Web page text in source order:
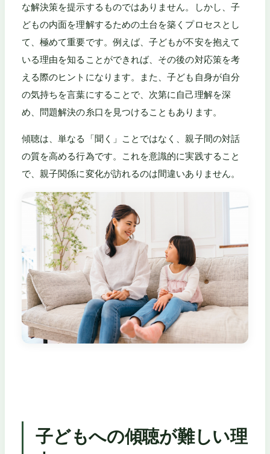
な解決策を提示するものではありません。しかし、子
どもの内面を理解するための土台を築くプロセスとし
て、極めて重要です。例えば、子どもが不安を抱えて
いる理由を知ることができれば、その後の対応策を考
える際のヒントになります。また、子ども自身が自分
の気持ちを言葉にすることで、次第に自己理解を深
め、問題解決の糸口を見つけることもあります。
傾聴は、単なる「聞く」ことではなく、親子間の対話
の質を高める行為です。これを意識的に実践すること
で、親子関係に変化が訪れるのは間違いありません。
子どもへの傾聴が難しい理